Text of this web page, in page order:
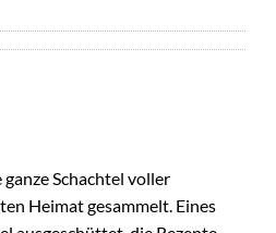
Schachtel voller
Heimat gesammelt. Eines